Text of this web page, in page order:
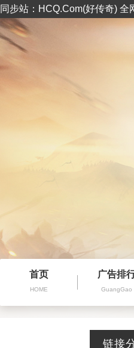
同步站：HCQ.Com(好传奇)
首页
HOME
广告排
GuangGao